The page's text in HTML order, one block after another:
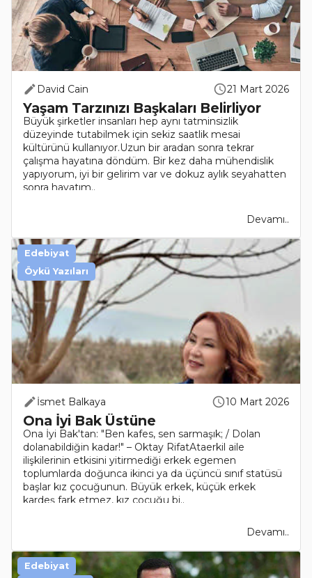
David Cain 21 Mart 2026
Yaşam Tarzınızı Başkaları Belirliyor
Büyük şirketler insanları hep aynı tatminsizlik
düzeyinde tutabilmek için sekiz saatlik mesai
kültürünü kullanıyor.Uzun bir aradan sonra tekrar
çalışma hayatına döndüm. Bir kez daha mühendislik
yapıyorum, iyi bir gelirim var ve dokuz aylık seyahatten
sonra hayatım..
Devamı..
İsmet Balkaya 10 Mart 2026
Ona İyi Bak Üstüne
Ona İyi Bak'tan: "Ben kafes, sen sarmaşık; / Dolan
dolanabildiğin kadar!" – Oktay RifatAtaerkil aile
ilişkilerinin etkisini yitirmediği erkek egemen
toplumlarda doğunca ikinci ya da üçüncü sınıf statüsü
başlar kız çocuğunun. Büyük erkek, küçük erkek
kardeş fark etmez, kız çocuğu bi..
Devamı..
Edebiyat
Öykü Yazıları
Edebiyat